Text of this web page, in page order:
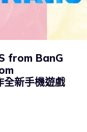
from BanG
新手機遊戲